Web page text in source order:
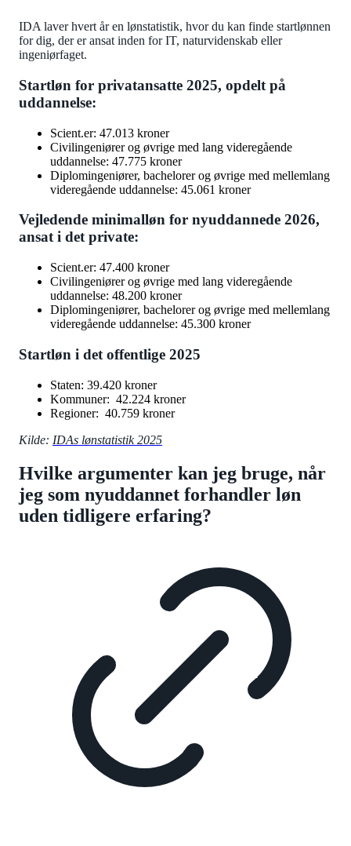
IDA laver hvert år en lønstatistik, hvor du kan finde startlønnen
for dig, der er ansat inden for IT, naturvidenskab eller
ingeniørfaget.
Startløn for privatansatte 2025, opdelt på
uddannelse:
Scient.er: 47.013 kroner
Civilingeniører og øvrige med lang videregående
uddannelse: 47.775 kroner
Diplomingeniører, bachelorer og øvrige med mellemlang
videregående uddannelse: 45.061 kroner
Vejledende minimalløn for nyuddannede 2026,
ansat i det private:
Scient.er: 47.400 kroner
Civilingeniører og øvrige med lang videregående
uddannelse: 48.200 kroner
Diplomingeniører, bachelorer og øvrige med mellemlang
videregående uddannelse: 45.300 kroner
Startløn i det offentlige 2025
Staten: 39.420 kroner
Kommuner: 42.224 kroner
Regioner: 40.759 kroner
Kilde: IDAs lønstatistik 2025
Hvilke argumenter kan jeg bruge, når
jeg som nyuddannet forhandler løn
uden tidligere erfaring?